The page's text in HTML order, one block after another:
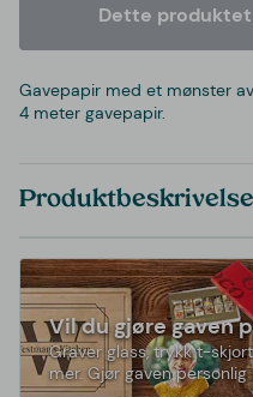
Dette produktet
Gavepapir med et mønster
4 meter gavepapir.
Produktbeskrivelse
Vil du gjøre gaven
Graver glass, trykk t-
mer. Gjør gaven personlig